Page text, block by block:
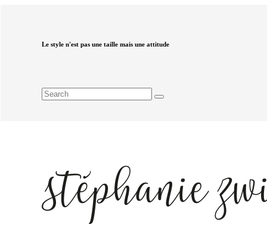
Le style n'est pas une taille mais une attitude